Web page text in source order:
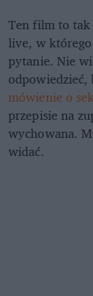
Ten film to tak
live, w którego
pytanie. Nie
mówienie o
przepisie na
wychowana.
widać.